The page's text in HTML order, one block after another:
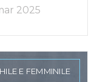
2025
E FEMMINILE